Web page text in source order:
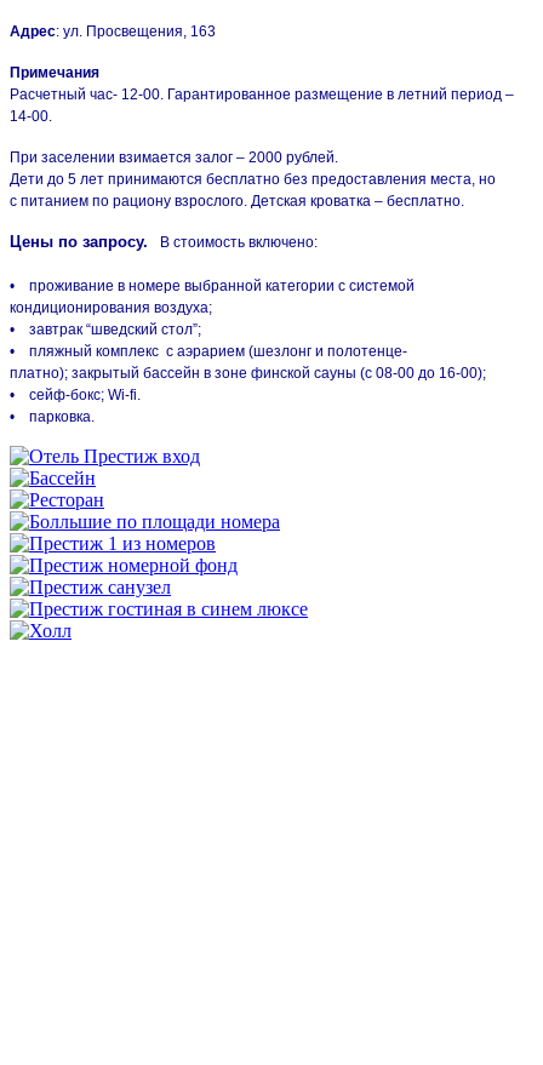
Адрес: ул. Просвещения, 163
Примечания
Расчетный час- 12-00. Гарантированное размещение в летний период –
14-00.
При заселении взимается залог – 2000 рублей.
Дети до 5 лет принимаются бесплатно без предоставления места, но
с питанием по рациону взрослого. Детская кроватка – бесплатно.
Цены по запросу. В стоимость включено:
• проживание в номере выбранной категории с системой
кондиционирования воздуха;
• завтрак “шведский стол”;
• пляжный комплекс с аэрарием (шезлонг и полотенце-
платно); закрытый бассейн в зоне финской сауны (с 08-00 до 16-00);
• сейф-бокс; Wi-fi.
• парковка.